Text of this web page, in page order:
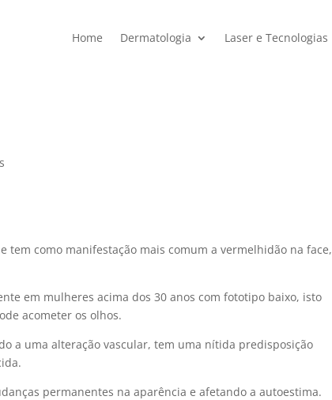
Home Dermatologia Laser e Tecnologias
tem como manifestação mais comum a vermelhidão na face,
em mulheres acima dos 30 anos com fototipo baixo, isto
acometer os olhos.
a uma alteração vascular, tem uma nítida predisposição
permanentes na aparência e afetando a autoestima.